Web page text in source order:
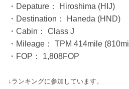
・Depature： Hiroshima (HIJ)
・Destination： Haneda (HND)
・Cabin： Class J
・Mileage： TPM 414mile
・FOP： 1,808FOP
↓ランキングに参加しています。